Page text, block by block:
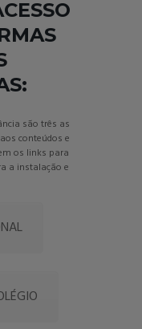
são três as
conteúdos e
os links para
a instalação e